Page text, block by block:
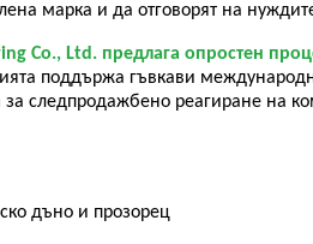
марка и да отговорят на
Co., Ltd. предлага опростен
поддържа гъвкави
следпродажбено реагиране на
дъно и прозорец